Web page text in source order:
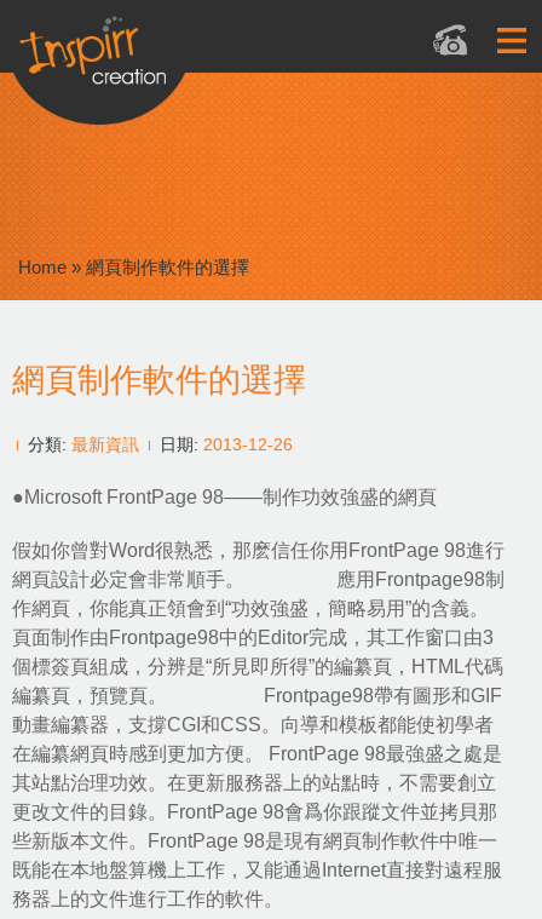
Home » 網頁制作軟件的選擇
網頁制作軟件的選擇
分類: 最新資訊 日期: 2013-12-26
●Microsoft FrontPage 98——制作功效強盛的網頁
假如你曾對Word很熟悉，那麽信任你用FrontPage 98進行
網頁設計必定會非常順手。 應用Frontpage98制
作網頁，你能真正領會到“功效強盛，簡略易用”的含義。
頁面制作由Frontpage98中的Editor完成，其工作窗口由3
個標簽頁組成，分辨是“所見即所得”的編纂頁，HTML代碼
編纂頁，預覽頁。 Frontpage98帶有圖形和GIF
動畫編纂器，支撐CGI和CSS。向導和模板都能使初學者
在編纂網頁時感到更加方便。 FrontPage 98最強盛之處是
其站點治理功效。在更新服務器上的站點時，不需要創立
更改文件的目錄。FrontPage 98會爲你跟蹤文件並拷貝那
些新版本文件。FrontPage 98是現有網頁制作軟件中唯一
既能在本地盤算機上工作，又能通過Internet直接對遠程服
務器上的文件進行工作的軟件。